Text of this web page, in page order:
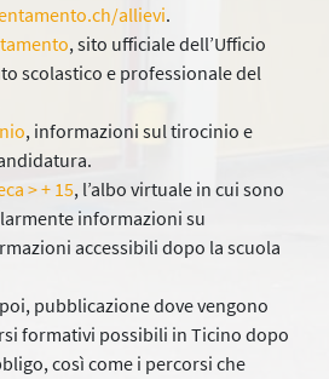
allievi.
, sito ufficiale dell’Ufficio
scolastico e professionale del
, informazioni sul tirocinio e
> + 15, l’albo virtuale in cui sono
informazioni su
accessibili dopo la scuola
pubblicazione dove vengono
formativi possibili in Ticino dopo
così come i percorsi che